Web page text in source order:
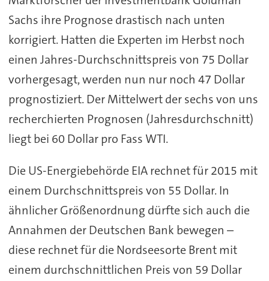
Sachs ihre Prognose drastisch nach unten
korrigiert. Hatten die Experten im Herbst noch
einen Jahres-Durchschnittspreis von 75 Dollar
vorhergesagt, werden nun nur noch 47 Dollar
prognostiziert. Der Mittelwert der sechs von uns
recherchierten Prognosen (Jahresdurchschnitt)
liegt bei 60 Dollar pro Fass WTI.
Die US-Energiebehörde EIA rechnet für 2015 mit
einem Durchschnittspreis von 55 Dollar. In
ähnlicher Größenordnung dürfte sich auch die
Annahmen der Deutschen Bank bewegen –
diese rechnet für die Nordseesorte Brent mit
einem durchschnittlichen Preis von 59 Dollar